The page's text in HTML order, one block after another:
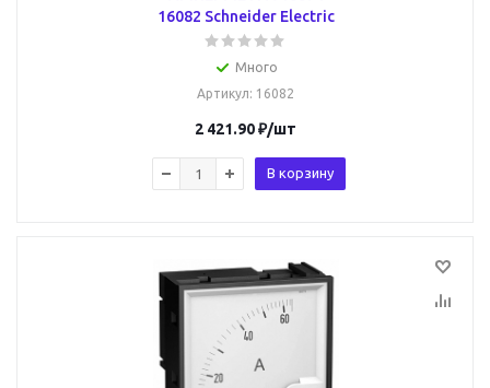
16082 Schneider Electric
Много
Артикул: 16082
2 421.90₽/шт
В корзину